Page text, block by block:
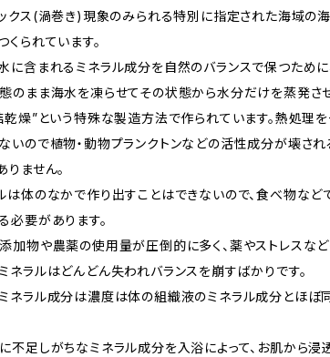
クス(渦巻き)現象のみられる特別に指定された海域の海
くられています。
に含まれるミネラル成分を自然のバランスで保つために
のまま海水を凍らせてその状態から水分だけを蒸発さ
乾燥”という特殊な製造方法で作られています。熱処理
いので植物・動物プランクトンなどの活性成分が壊され
りません。
は体のなかで作り出すことはできないので、食べ物など
必要があります。
加物や農薬の使用量が圧倒的に多く、薬やストレスなど
ネラルはどんどん失われバランスを崩すばかりです。
ネラル成分は濃度は体の組織液のミネラル成分とほぼ
不足しがちなミネラル成分を入浴によって、お肌から浸